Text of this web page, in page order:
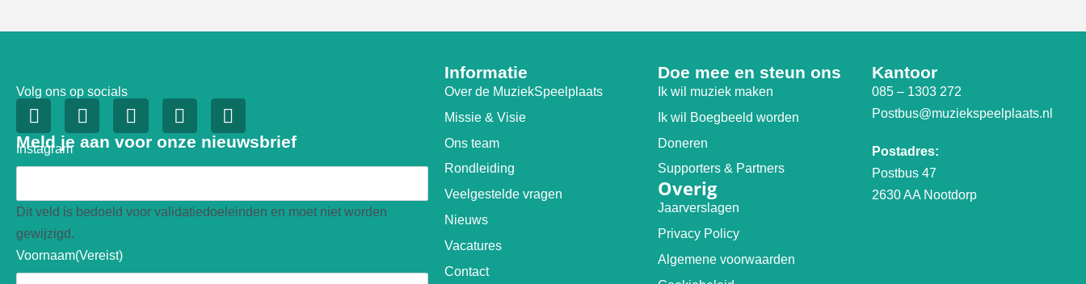
Volg ons op socials
Meld je aan voor onze nieuwsbrief
Instagram
Dit veld is bedoeld voor validatiedoeleinden en moet niet worden
gewijzigd.
Voornaam(Vereist)
Informatie
Over de MuziekSpeelplaats
Missie & Visie
Ons team
Rondleiding
Veelgestelde vragen
Nieuws
Vacatures
Contact
Doe mee en steun ons
Ik wil muziek maken
Ik wil Boegbeeld worden
Doneren
Supporters & Partners
Overig
Jaarverslagen
Privacy Policy
Algemene voorwaarden
Kantoor
085 – 1303 272
Postbus@muziekspeelplaats.nl
Postadres:
Postbus 47
2630 AA Nootdorp